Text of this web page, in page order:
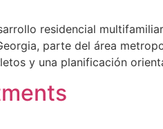
residencial
parte del área
y una planificación